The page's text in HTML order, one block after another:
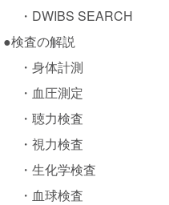
・ DWIBS SEARCH
●検査の解説
・身体計測
・ 血圧測定
・聴力検査
・視力検査
・生化学検査
・ 血球検査